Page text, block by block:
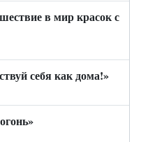
в мир красок с
себя как дома!»